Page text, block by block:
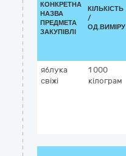
КОНКРЕТНА
НАЗВА
ПРЕДМЕТА
ЗАКУПІВЛІ
КІЛЬКІСТЬ
/
ОД.ВИМІРУ
яблука
свіжі
1 000
кілограм